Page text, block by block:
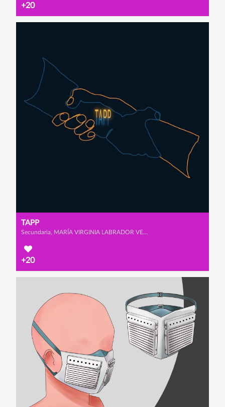
+20
TAPP
Secundaria, MARÍA VIRGINIA LABRADOR VENERO, AMAYA MUÑOZ MONJE y ALEXANDRA SANZ GARCÍA
+20